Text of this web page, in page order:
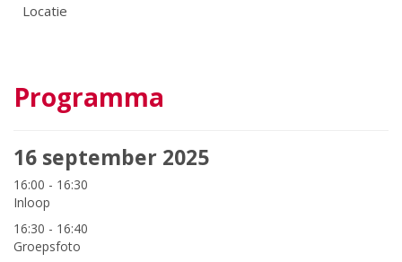
Locatie
Programma
16 september 2025
16:00 - 16:30
Inloop
16:30 - 16:40
Groepsfoto